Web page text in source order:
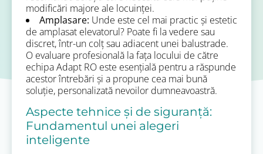
modificări majore ale locuinței.
Amplasare: Unde este cel mai practic și estetic
de amplasat elevatorul? Poate fi la vedere sau
discret, într-un colț sau adiacent unei balustrade.
O evaluare profesională la fața locului de către
echipa Adapt RO este esențială pentru a răspunde
acestor întrebări și a propune cea mai bună
soluție, personalizată nevoilor dumneavoastră.
Aspecte tehnice și de siguranță:
Fundamentul unei alegeri
inteligente